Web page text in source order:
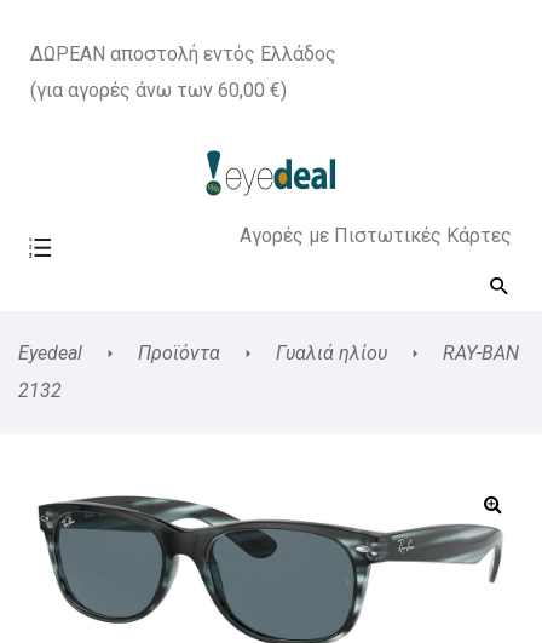
ΔΩΡΕΑΝ αποστολή εντός Ελλάδος
(για αγορές άνω των 60,00 €)
Αγορές με Πιστωτικές Κάρτες
Eyedeal Προϊόντα Γυαλιά ηλίου
RAY-BAN
2132